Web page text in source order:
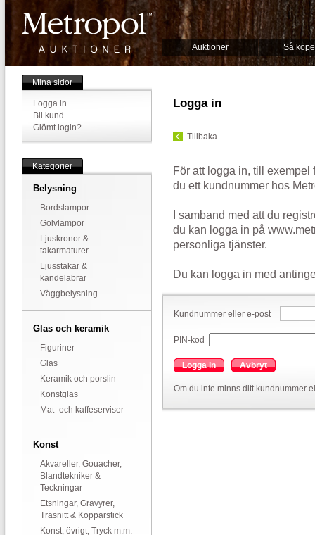
Auktioner Så
Mina sidor
Logga in
Bli kund
Glömt login?
Kategorier
Belysning
Bordslampor
Golvlampor
Ljuskronor &
takarmaturer
Ljusstakar &
kandelabrar
Väggbelysning
Glas och keramik
Figuriner
Glas
Keramik och porslin
Konstglas
Mat- och kaffeserviser
Konst
Akvareller, Gouacher,
Blandtekniker &
Teckningar
Etsningar, Gravyrer,
Träsnitt & Kopparstick
Konst, övrigt, Tryck m.m.
Logga in
Tillbaka
För att logga in, till exempel
du ett kundnummer hos
I samband med att du
du kan logga in på
personliga tjänster.
Du kan logga in med
Kundnummer eller e-post
PIN-kod
Logga in Avbryt
Om du inte minns ditt kundnummer